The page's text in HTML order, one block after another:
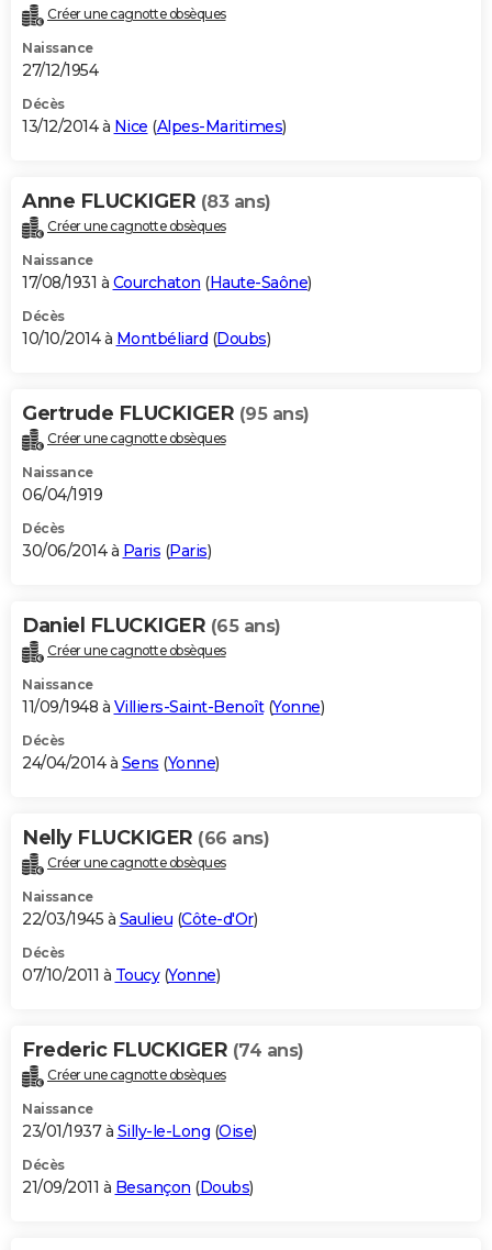
Créer une cagnotte obsèques
Naissance
27/12/1954
Décès
13/12/2014 à Nice (Alpes-Maritimes)
Anne FLUCKIGER (83 ans)
Créer une cagnotte obsèques
Naissance
17/08/1931 à Courchaton (Haute-Saône)
Décès
10/10/2014 à Montbéliard (Doubs)
Gertrude FLUCKIGER (95 ans)
Créer une cagnotte obsèques
Naissance
06/04/1919
Décès
30/06/2014 à Paris (Paris)
Daniel FLUCKIGER (65 ans)
Créer une cagnotte obsèques
Naissance
11/09/1948 à Villiers-Saint-Benoît(Yonne)
Décès
24/04/2014 à Sens (Yonne)
Nelly FLUCKIGER (66 ans)
Créer une cagnotte obsèques
Naissance
22/03/1945 à Saulieu (Côte-d'Or)
Décès
07/10/2011 à Toucy(Yonne)
Frederic FLUCKIGER (74 ans)
Créer une cagnotte obsèques
Naissance
23/01/1937 à Silly-le-Long (Oise)
Décès
21/09/2011 à Besançon (Doubs)